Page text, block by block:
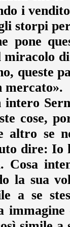
i
storpi
pone
miracolo
queste
mercato».
cose,
altro se
dire:
Cosa
la sua
a se